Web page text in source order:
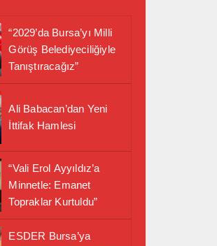
“2029’da Bursa’yı Milli
Görüş Belediyeciliğiyle
Tanıştıracağız”
Ali Babacan’dan Yeni
İttifak Hamlesi
“Vali Erol Ayyıldız’a
Minnetle: Emanet
Topraklar Kurtuldu”
ESDER Bursa’ya